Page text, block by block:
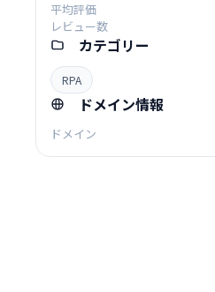
平均評価
レビュー数
カテゴリー
RPA
ドメイン情報
ドメイン